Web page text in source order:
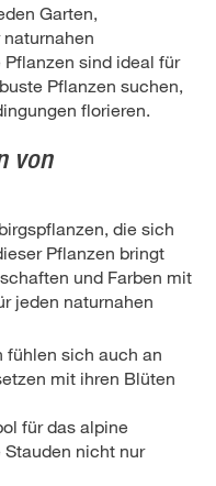
Garten,
sind ideal für
Pflanzen suchen,
florieren.
von
die sich
Pflanzen bringt
und Farben mit
jeden naturnahen
fühlen sich auch an
mit ihren Blüten
für das alpine
nicht nur